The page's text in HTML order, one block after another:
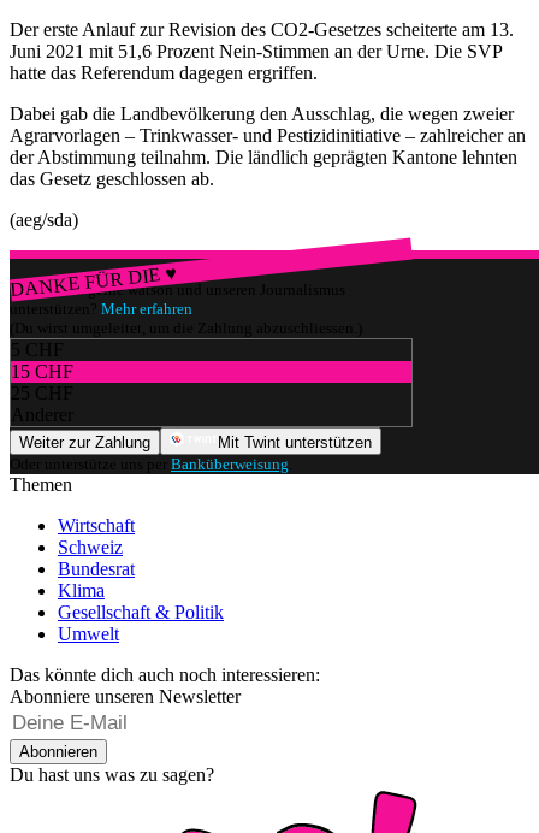
Der erste Anlauf zur Revision des CO2-Gesetzes scheiterte am 13.
Juni 2021 mit 51,6 Prozent Nein-Stimmen an der Urne. Die SVP
hatte das Referendum dagegen ergriffen.
Dabei gab die Landbevölkerung den Ausschlag, die wegen zweier
Agrarvorlagen – Trinkwasser- und Pestizidinitiative – zahlreicher an
der Abstimmung teilnahm. Die ländlich geprägten Kantone lehnten
das Gesetz geschlossen ab.
(aeg/sda)
DANKE FÜR DIE ♥
Würdest du gerne watson und unseren Journalismus
unterstützen? Mehr erfahren
(Du wirst umgeleitet, um die Zahlung abzuschliessen.)
5 CHF
15 CHF
25 CHF
Anderer
Weiter zur Zahlung
Mit Twint unterstützen
Oder unterstütze uns per Banküberweisung
Themen
Wirtschaft
Schweiz
Bundesrat
Klima
Gesellschaft & Politik
Umwelt
Das könnte dich auch noch interessieren:
Abonniere unseren Newsletter
Abonnieren
Du hast uns was zu sagen?